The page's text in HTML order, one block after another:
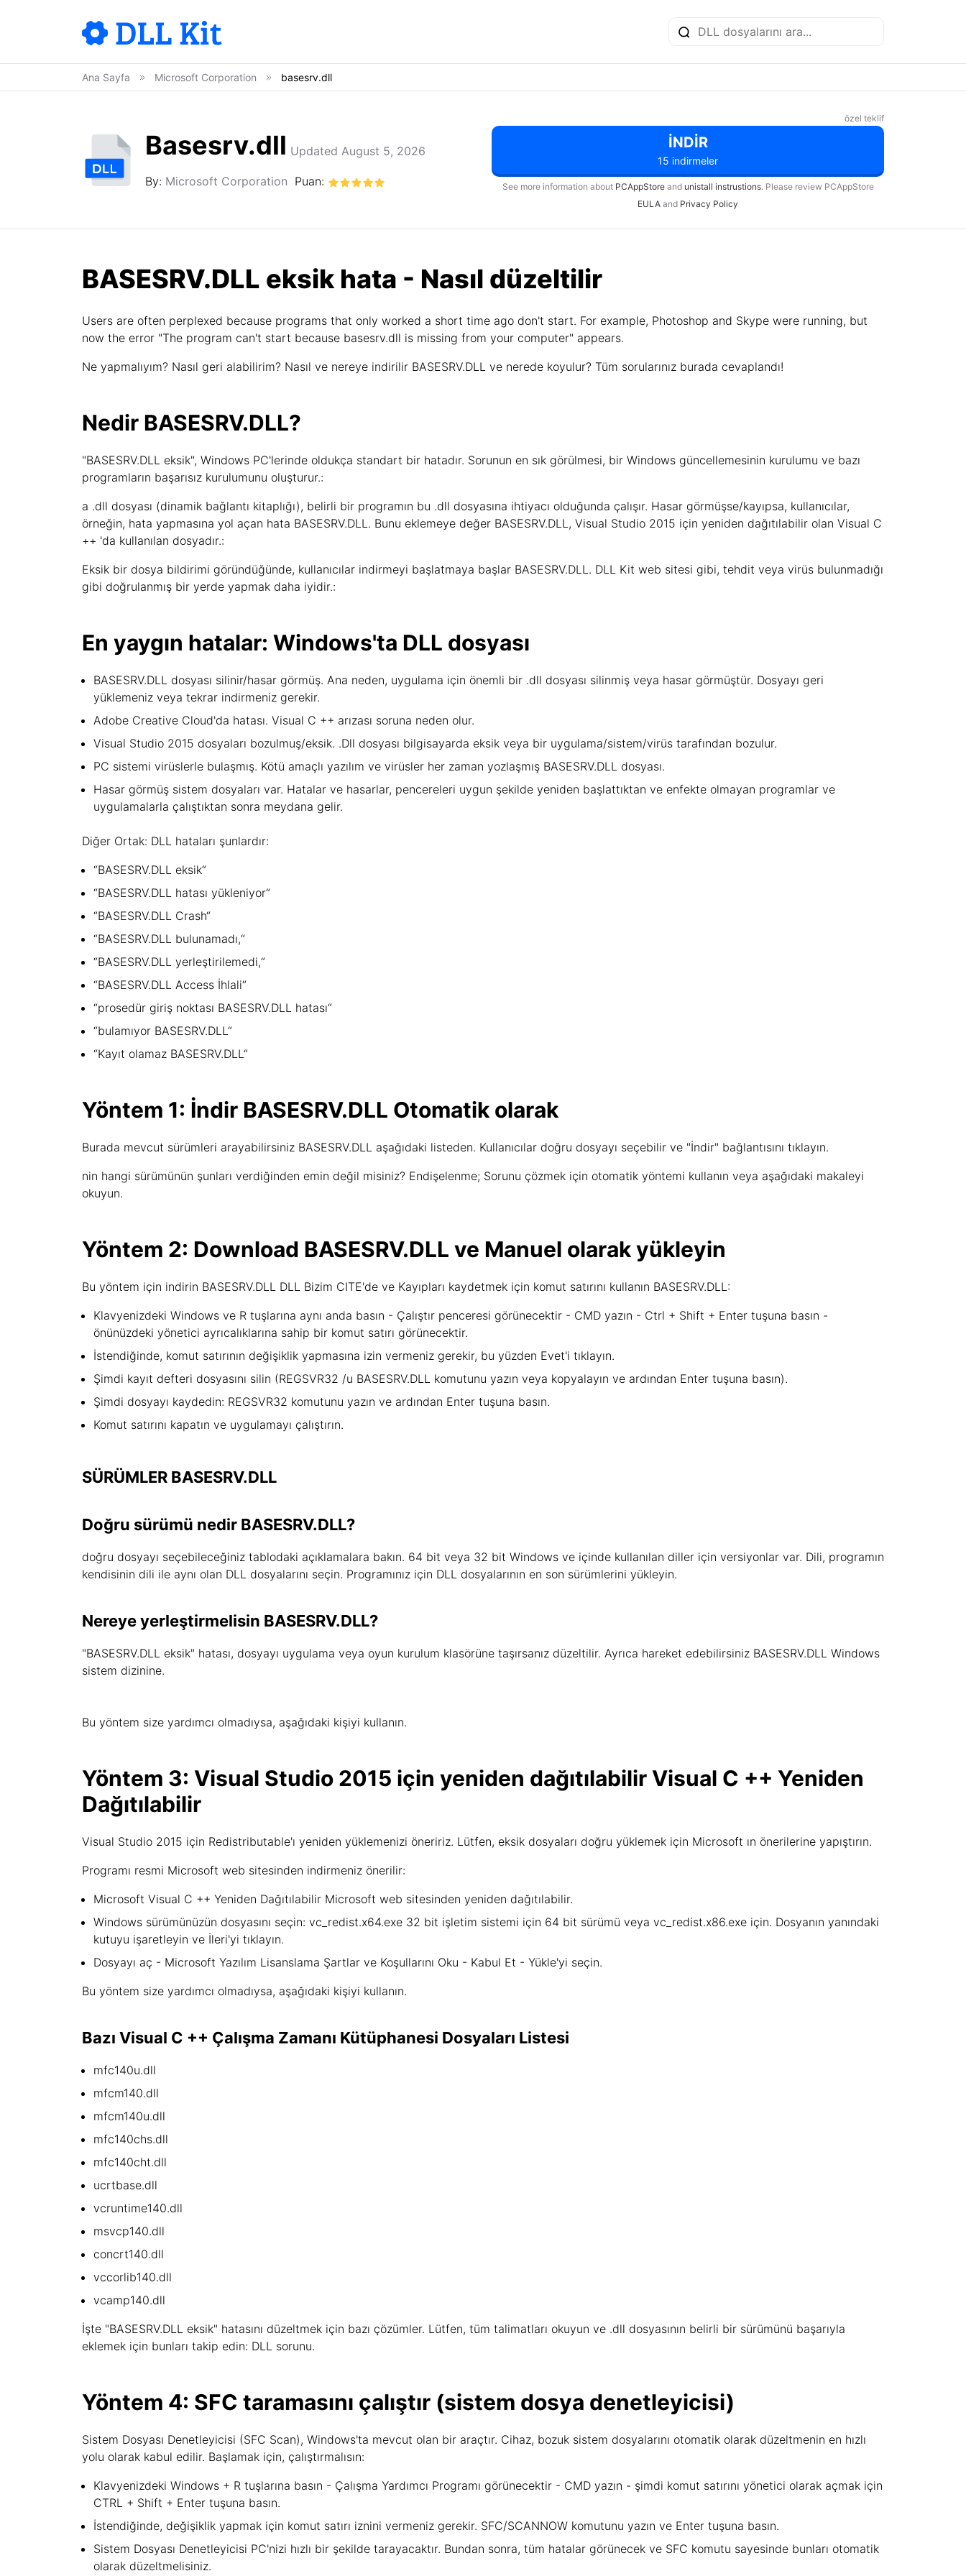
Ana Sayfa Microsoft Corporation basesrv.dll
Basesrv.dll Updated August 5, 2026
By: Microsoft Corporation Puan:
özel teklif
İNDIR
15 indirmeler
See more information about PCAppStoreand unistall instrustions. Please review PCAppStore
EULA and Privacy Policy
BASESRV.DLL eksik hata - Nasıl düzeltilir
Users are often perplexed because programs that only worked a short time ago don't start. For example, Photoshop and Skype were running, but
now the error "The program can't start because basesrv.dll is missing from your computer" appears.
Ne yapmalıyım? Nasıl geri alabilirim? Nasıl ve nereye indirilir BASESRV.DLL ve nerede koyulur? Tüm sorularınız burada cevaplandı!
Nedir BASESRV.DLL?
"BASESRV.DLL eksik", Windows PC'lerinde oldukça standart bir hatadır. Sorunun en sık görülmesi, bir Windows güncellemesinin kurulumu ve bazı
programların başarısız kurulumunu oluşturur.:
a .dll dosyası (dinamik bağlantı kitaplığı), belirli bir programın bu .dll dosyasına ihtiyacı olduğunda çalışır. Hasar görmüşse/kayıpsa, kullanıcılar,
örneğin, hata yapmasına yol açan hata BASESRV.DLL. Bunu eklemeye değer BASESRV.DLL, Visual Studio 2015 için yeniden dağıtılabilir olan Visual C
++ 'da kullanılan dosyadır.:
Eksik bir dosya bildirimi göründüğünde, kullanıcılar indirmeyi başlatmaya başlar BASESRV.DLL. DLL Kit web sitesi gibi, tehdit veya virüs bulunmadığı
gibi doğrulanmış bir yerde yapmak daha iyidir.:
En yaygın hatalar: Windows'ta DLL dosyası
BASESRV.DLL dosyası silinir/hasar görmüş. Ana neden, uygulama için önemli bir .dll dosyası silinmiş veya hasar görmüştür. Dosyayı geri
yüklemeniz veya tekrar indirmeniz gerekir.
Adobe Creative Cloud'da hatası. Visual C ++ arızası soruna neden olur.
Visual Studio 2015 dosyaları bozulmuş/eksik. .Dll dosyası bilgisayarda eksik veya bir uygulama/sistem/virüs tarafından bozulur.
PC sistemi virüslerle bulaşmış. Kötü amaçlı yazılım ve virüsler her zaman yozlaşmış BASESRV.DLL dosyası.
Hasar görmüş sistem dosyaları var. Hatalar ve hasarlar, pencereleri uygun şekilde yeniden başlattıktan ve enfekte olmayan programlar ve
uygulamalarla çalıştıktan sonra meydana gelir.
Diğer Ortak: DLL hataları şunlardır:
“BASESRV.DLL eksik“
“BASESRV.DLL hatası yükleniyor“
“BASESRV.DLL Crash“
“BASESRV.DLL bulunamadı,“
“BASESRV.DLL yerleştirilemedi,“
“BASESRV.DLL Access İhlali“
“prosedür giriş noktası BASESRV.DLL hatası“
“bulamıyor BASESRV.DLL“
“Kayıt olamaz BASESRV.DLL“
Yöntem 1: İndir BASESRV.DLL Otomatik olarak
Burada mevcut sürümleri arayabilirsiniz BASESRV.DLL aşağıdaki listeden. Kullanıcılar doğru dosyayı seçebilir ve "İndir" bağlantısını tıklayın.
nin hangi sürümünün şunları verdiğinden emin değil misiniz? Endişelenme; Sorunu çözmek için otomatik yöntemi kullanın veya aşağıdaki makaleyi
okuyun.
Yöntem 2: Download BASESRV.DLL ve Manuel olarak yükleyin
Bu yöntem için indirin BASESRV.DLL DLL Bizim CITE'de ve Kayıpları kaydetmek için komut satırını kullanın BASESRV.DLL:
Klavyenizdeki Windows ve R tuşlarına aynı anda basın - Çalıştır penceresi görünecektir - CMD yazın - Ctrl + Shift + Enter tuşuna basın -
önünüzdeki yönetici ayrıcalıklarına sahip bir komut satırı görünecektir.
İstendiğinde, komut satırının değişiklik yapmasına izin vermeniz gerekir, bu yüzden Evet'i tıklayın.
Şimdi kayıt defteri dosyasını silin (REGSVR32 /u BASESRV.DLL komutunu yazın veya kopyalayın ve ardından Enter tuşuna basın).
Şimdi dosyayı kaydedin: REGSVR32 komutunu yazın ve ardından Enter tuşuna basın.
Komut satırını kapatın ve uygulamayı çalıştırın.
SÜRÜMLER BASESRV.DLL
Doğru sürümü nedir BASESRV.DLL?
doğru dosyayı seçebileceğiniz tablodaki açıklamalara bakın. 64 bit veya 32 bit Windows ve içinde kullanılan diller için versiyonlar var. Dili, programın
kendisinin dili ile aynı olan DLL dosyalarını seçin. Programınız için DLL dosyalarının en son sürümlerini yükleyin.
Nereye yerleştirmelisin BASESRV.DLL?
"BASESRV.DLL eksik" hatası, dosyayı uygulama veya oyun kurulum klasörüne taşırsanız düzeltilir. Ayrıca hareket edebilirsiniz BASESRV.DLL Windows
sistem dizinine.
Bu yöntem size yardımcı olmadıysa, aşağıdaki kişiyi kullanın.
Yöntem 3: Visual Studio 2015 için yeniden dağıtılabilir Visual C ++ Yeniden
Dağıtılabilir
Visual Studio 2015 için Redistributable'ı yeniden yüklemenizi öneririz. Lütfen, eksik dosyaları doğru yüklemek için Microsoft ın önerilerine yapıştırın.
Programı resmi Microsoft web sitesinden indirmeniz önerilir:
Microsoft Visual C ++ Yeniden Dağıtılabilir Microsoft web sitesinden yeniden dağıtılabilir.
Windows sürümünüzün dosyasını seçin: vc_redist.x64.exe 32 bit işletim sistemi için 64 bit sürümü veya vc_redist.x86.exe için. Dosyanın yanındaki
kutuyu işaretleyin ve İleri'yi tıklayın.
Dosyayı aç - Microsoft Yazılım Lisanslama Şartlar ve Koşullarını Oku - Kabul Et - Yükle'yi seçin.
Bu yöntem size yardımcı olmadıysa, aşağıdaki kişiyi kullanın.
Bazı Visual C ++ Çalışma Zamanı Kütüphanesi Dosyaları Listesi
mfc140u.dll
mfcm140.dll
mfcm140u.dll
mfc140chs.dll
mfc140cht.dll
ucrtbase.dll
vcruntime140.dll
msvcp140.dll
concrt140.dll
vccorlib140.dll
vcamp140.dll
İşte "BASESRV.DLL eksik" hatasını düzeltmek için bazı çözümler. Lütfen, tüm talimatları okuyun ve .dll dosyasının belirli bir sürümünü başarıyla
eklemek için bunları takip edin: DLL sorunu.
Yöntem 4: SFC taramasını çalıştır (sistem dosya denetleyicisi)
Sistem Dosyası Denetleyicisi (SFC Scan), Windows'ta mevcut olan bir araçtır. Cihaz, bozuk sistem dosyalarını otomatik olarak düzeltmenin en hızlı
yolu olarak kabul edilir. Başlamak için, çalıştırmalısın:
Klavyenizdeki Windows + R tuşlarına basın - Çalışma Yardımcı Programı görünecektir - CMD yazın - şimdi komut satırını yönetici olarak açmak için
CTRL + Shift + Enter tuşuna basın.
İstendiğinde, değişiklik yapmak için komut satırı iznini vermeniz gerekir. SFC/SCANNOW komutunu yazın ve Enter tuşuna basın.
Sistem Dosyası Denetleyicisi PC'nizi hızlı bir şekilde tarayacaktır. Bundan sonra, tüm hatalar görünecek ve SFC komutu sayesinde bunları otomatik
olarak düzeltmelisiniz.